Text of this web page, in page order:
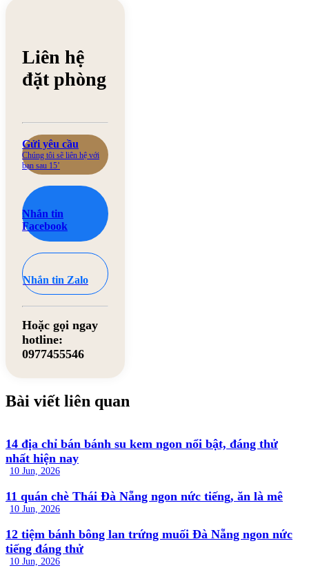
Liên hệ
đặt phòng
Gửi yêu cầu
Chúng tôi sẽ liên hệ với
bạn sau 15’
Nhắn tin
Facebook
Nhắn tin Zalo
Hoặc gọi ngay
hotline:
0977455546
Bài viết liên quan
14 địa chỉ bán bánh su kem ngon nổi bật, đáng thử
nhất hiện nay
10 Jun, 2026
11 quán chè Thái Đà Nẵng ngon nức tiếng, ăn là mê
10 Jun, 2026
12 tiệm bánh bông lan trứng muối Đà Nẵng ngon nức
tiếng đáng thử
10 Jun, 2026